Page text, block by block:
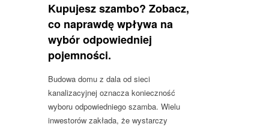
Kupujesz szambo? Zobacz,
co naprawdę wpływa na
wybór odpowiedniej
pojemności.
Budowa domu z dala od sieci
kanalizacyjnej oznacza konieczność
wyboru odpowiedniego szamba. Wielu
inwestorów zakłada, że wystarczy